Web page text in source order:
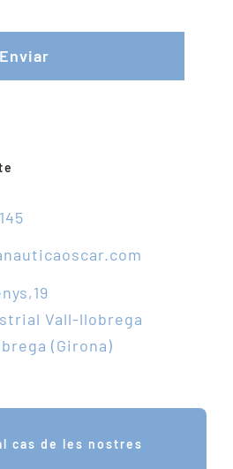
Enviar
Vall-llobrega
(Girona)
cas de les nostres